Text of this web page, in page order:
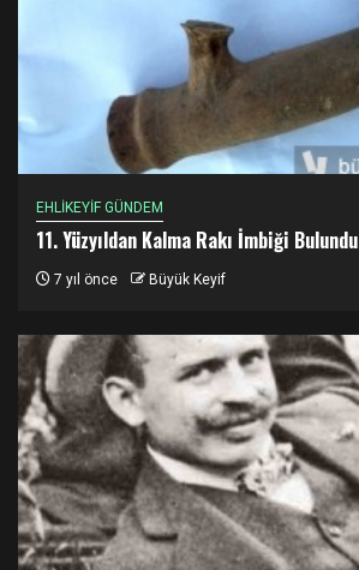
EHLİKEYİF GÜNDEM
11. Yüzyıldan Kalma Rakı İmbiği Bulundu
7 yıl önce Büyük Keyif